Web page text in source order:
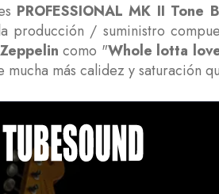
PROFESSIONAL MK II Tone
producción / suministro
como "Whole lotta
mucha más calidez y saturación